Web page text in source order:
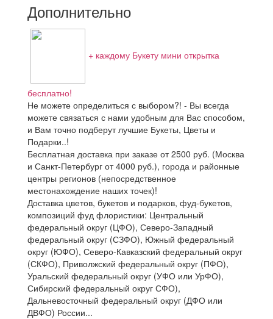
Дополнительно
+ каждому Букету мини открытка
бесплатно!
Не можете определиться с выбором?! - Вы всегда
можете связаться с нами удобным для Вас способом,
и Вам точно подберут лучшие Букеты, Цветы и
Подарки..!
Бесплатная доставка при заказе от 2500 руб. (Москва
и Санкт-Петербург от 4000 руб.), города и районные
центры регионов (непосредственное
местонахождение наших точек)!
Доставка цветов, букетов и подарков, фуд-букетов,
композиций фуд флористики: Центральный
федеральный округ (ЦФО), Северо-Западный
федеральный округ (СЗФО), Южный федеральный
округ (ЮФО), Северо-Кавказский федеральный округ
(СКФО), Приволжский федеральный округ (ПФО),
Уральский федеральный округ (УФО или УрФО),
Сибирский федеральный округ СФО),
Дальневосточный федеральный округ (ДФО или
ДВФО) России...